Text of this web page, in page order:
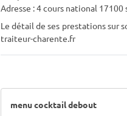
Adresse : 4 cours national 17100
Le détail de ses prestations sur
traiteur-charente.fr
menu cocktail debout